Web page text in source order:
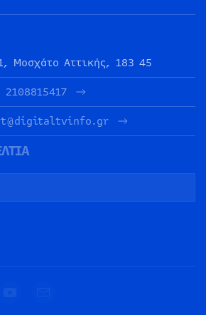
Μοσχάτο Αττικής, 183 45
2108815417